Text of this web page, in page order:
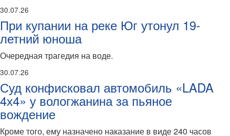
30.07.26
При купании на реке Юг утонул 19-
летний юноша
Очередная трагедия на воде.
30.07.26
Суд конфисковал автомобиль «LADA
4х4» у вологжанина за пьяное
вождение
Кроме того, ему назначено наказание в виде 240 часов